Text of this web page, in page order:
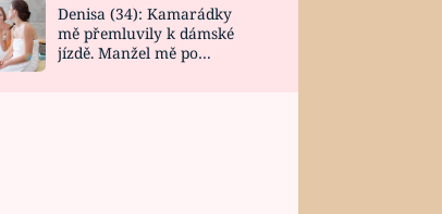
Denisa (34): Kamarádky
mě přemluvily k dámské
jízdě. Manžel mě po